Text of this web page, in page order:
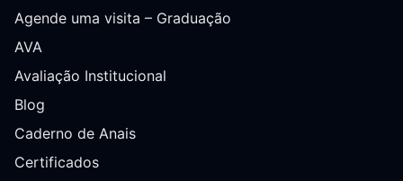
Agende uma visita – Graduação
AVA
Avaliação Institucional
Blog
Caderno de Anais
Certificados